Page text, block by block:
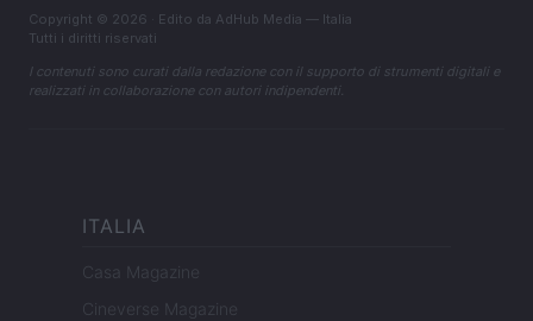
Copyright © 2026 · Edito da AdHub Media — Italia
Tutti i diritti riservati
I contenuti sono curati dalla redazione con il supporto di strumenti digitali e
realizzati in collaborazione con autori indipendenti.
ITALIA
Casa Magazine
Cineverse Magazine